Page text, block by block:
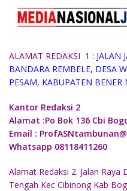
ALAMAT REDAKSI 1 : JALAN
BANDARA REMBELE, DESA
PESAM, KABUPATEN BENER
Kantor Redaksi 2
Alamat :Po Bok 136 Cbi
Email :
Whatsapp 08118411260
Alamat Redaksi 2. Jalan Raya
Tengah Kec Cibinong Kab